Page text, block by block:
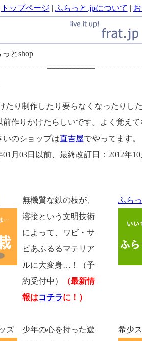
トップページ | ふらっと.jpについて |
とshop
たり制作したり要らなくなったりし
作りかけたらしいです。よく覚え
いのショップは直吉屋でやってます。
01月03日以前、最終改訂日：2012年10
無機質な鉄の枝が、
溶接という文明技術
によって、ワビ・サ
ビあふるるマテリア
ルに大変身…！（予
約受付中）
（最新情
報はコチラに！）
ふら
ズ
少年の心を持った遊
希少